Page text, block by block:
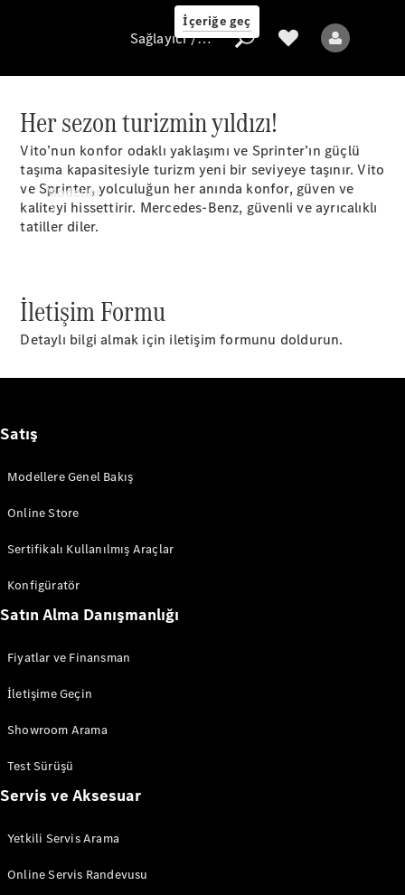
İçeriğe geç
Sağlayıcı / Veri
koruması
Modeller
Tüm Modeller
Sprinterler
Sprinter
Panelvan
Minibüs
Şasi
Test Sürüşü
Online
Store
Sağlayıcı / Veri koruması
Her sezon turizmin yıldızı!
Vito’nun konfor odaklı yaklaşımı ve Sprinter’ın güçlü
taşıma kapasitesiyle turizm yeni bir seviyeye taşınır. Vito
ve Sprinter, yolculuğun her anında konfor, güven ve
kaliteyi hissettirir. Mercedes-Benz, güvenli ve ayrıcalıklı
tatiller diler.
İletişim Formu
Detaylı bilgi almak için iletişim formunu doldurun.
Satış
Modellere Genel Bakış
Online Store
Sertifikalı Kullanılmış Araçlar
Konfigüratör
Satın Alma Danışmanlığı
Fiyatlar ve Finansman
İletişime Geçin
Showroom Arama
Test Sürüşü
Servis ve Aksesuar
Yetkili Servis Arama
Online Servis Randevusu